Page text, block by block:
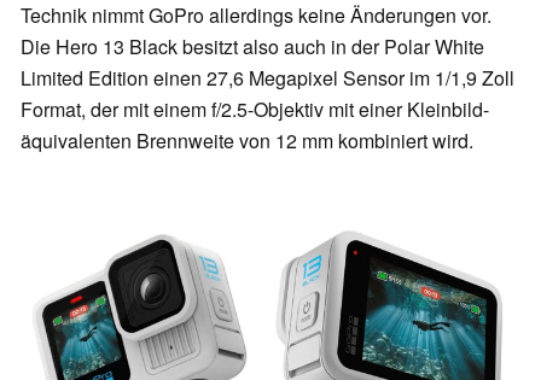
Technik nimmt GoPro allerdings keine Änderungen vor.
Die Hero 13 Black besitzt also auch in der Polar White
Limited Edition einen 27,6 Megapixel Sensor im 1/1,9 Zoll
Format, der mit einem f/2.5-Objektiv mit einer Kleinbild-
äquivalenten Brennweite von 12 mm kombiniert wird.